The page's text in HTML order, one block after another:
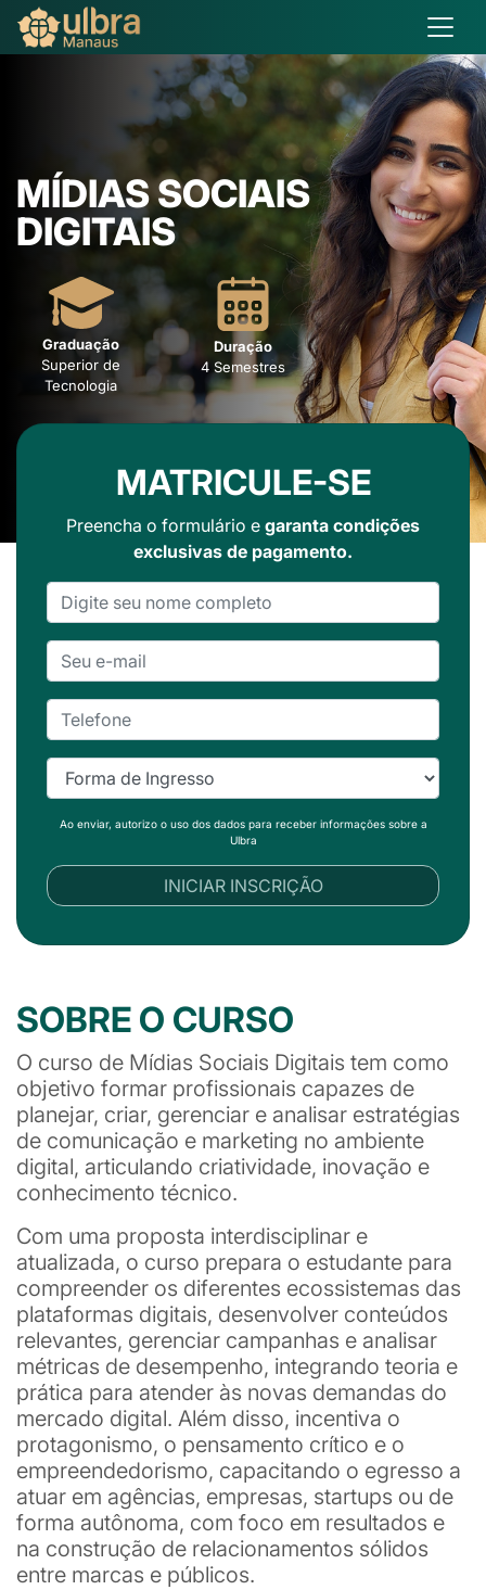
MÍDIAS SOCIAIS
DIGITAIS
Graduação
Superior de
Tecnologia
Duração
4 Semestres
MATRICULE-SE
Preencha o formulário e garanta condições
exclusivas de pagamento.
Ao enviar, autorizo o uso dos dados para receber informações sobre a
Ulbra
INICIAR INSCRIÇÃO
SOBRE O CURSO
O curso de Mídias Sociais Digitais tem como
objetivo formar profissionais capazes de
planejar, criar, gerenciar e analisar estratégias
de comunicação e marketing no ambiente
digital, articulando criatividade, inovação e
conhecimento técnico.
Com uma proposta interdisciplinar e
atualizada, o curso prepara o estudante para
compreender os diferentes ecossistemas das
plataformas digitais, desenvolver conteúdos
relevantes, gerenciar campanhas e analisar
métricas de desempenho, integrando teoria e
prática para atender às novas demandas do
mercado digital. Além disso, incentiva o
protagonismo, o pensamento crítico e o
empreendedorismo, capacitando o egresso a
atuar em agências, empresas, startups ou de
forma autônoma, com foco em resultados e
na construção de relacionamentos sólidos
entre marcas e públicos.